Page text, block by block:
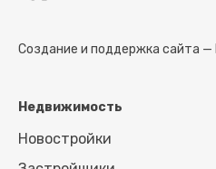
Создание и поддержка сайта —
Недвижимость
Новостройки